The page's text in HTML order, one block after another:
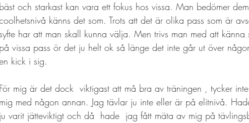
bäst och starkast kan vara ett fokus hos vissa. Man bedömer
känns det som. Trots att det är olika pass som är
har att man skall kunna välja. Men trivs man med att
på vissa pass ör det ju helt ok så länge det inte går ut över
kick i sig.
För mig är det dock  viktigast att må bra av träningen , tycker
mig med någon annan. Jag tävlar ju inte eller är på elitnivå.
ju varit jätteviktigt och då  hade  jag fått mäta av mig på